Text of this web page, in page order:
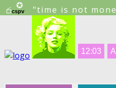
"time is not
12:03